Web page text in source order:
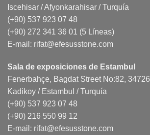
Iscehisar / Afyonkarahisar / Turquía
(+90) 537 923 07 48
(+90) 272 341 36 01 (5 Líneas)
E-mail: rifat@efesusstone.com
Sala de exposiciones de Estambul
Fenerbahçe, Bagdat Street No:82, 34726
Kadikoy / Estambul / Turquía
(+90) 537 923 07 48
(+90) 216 550 99 12
E-mail: rifat@efesusstone.com